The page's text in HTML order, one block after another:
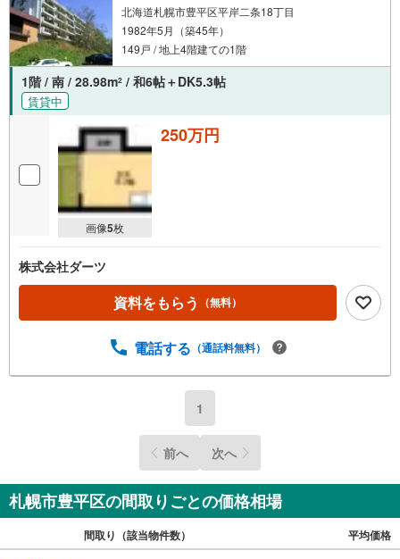
北海道札幌市豊平区平岸二条18丁目
1982年5月（築45年）
149戸 / 地上4階建ての1階
1階 / 南 / 28.98m2 / 和6帖＋DK5.3帖
賃貸中
画像5枚
250万円
株式会社ダーツ
資料をもらう （無料）
電話する （通話料無料）
1
前へ 次へ
札幌市豊平区の間取りごとの価格相場
間取り（該当物件数） 平均価格